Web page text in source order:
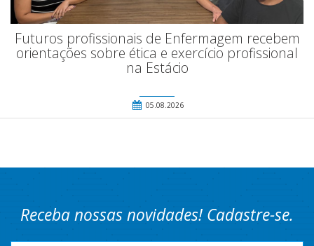
Futuros profissionais de Enfermagem recebem
orientações sobre ética e exercício profissional
na Estácio
05.08.2026
Receba nossas novidades! Cadastre-se.